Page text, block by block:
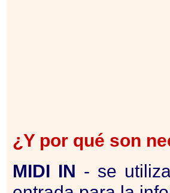
¿Y por qué son
MIDI IN - se